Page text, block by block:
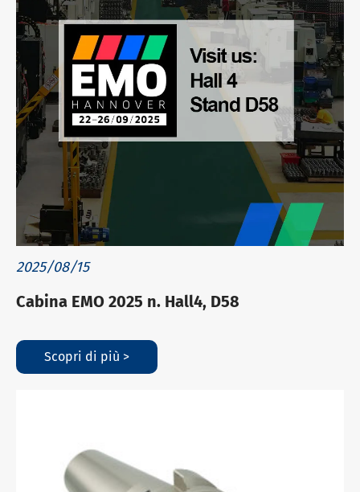
2025/08/15
Cabina EMO 2025 n. Hall4, D58
Scopri di più >